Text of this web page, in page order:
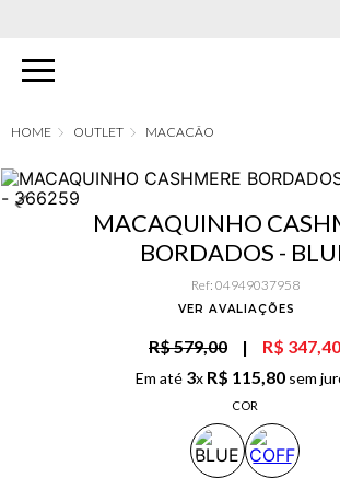
OUTLET MACACÃO
MACAQUINHO
BORDADOS -
Ref: 04949037958
VER AVALIAÇÕES
R$ 579,00 | R$ 347,40
Em até 3x R$ 115,80 sem
COR